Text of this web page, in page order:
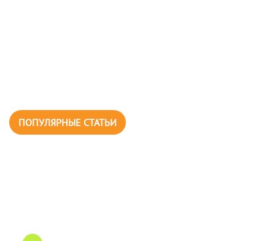
ПОПУЛЯРНЫЕ СТАТЬИ